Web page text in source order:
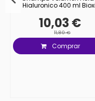
Hialuronico 400 ml
10,03 €
11,80 €
Comprar